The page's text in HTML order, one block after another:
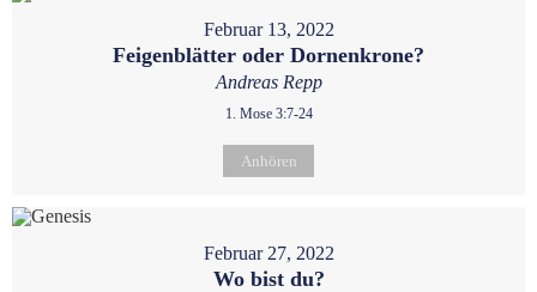
Februar 13, 2022
Feigenblätter oder Dornenkrone?
Andreas Repp
1. Mose 3:7-24
Anhören
Februar 27, 2022
Wo bist du?